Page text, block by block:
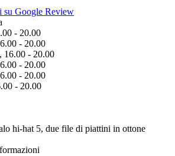
su Google Review
- 20.00
- 20.00
16.00 - 20.00
- 20.00
- 20.00
- 20.00
hi-hat 5, due file di piattini in ottone